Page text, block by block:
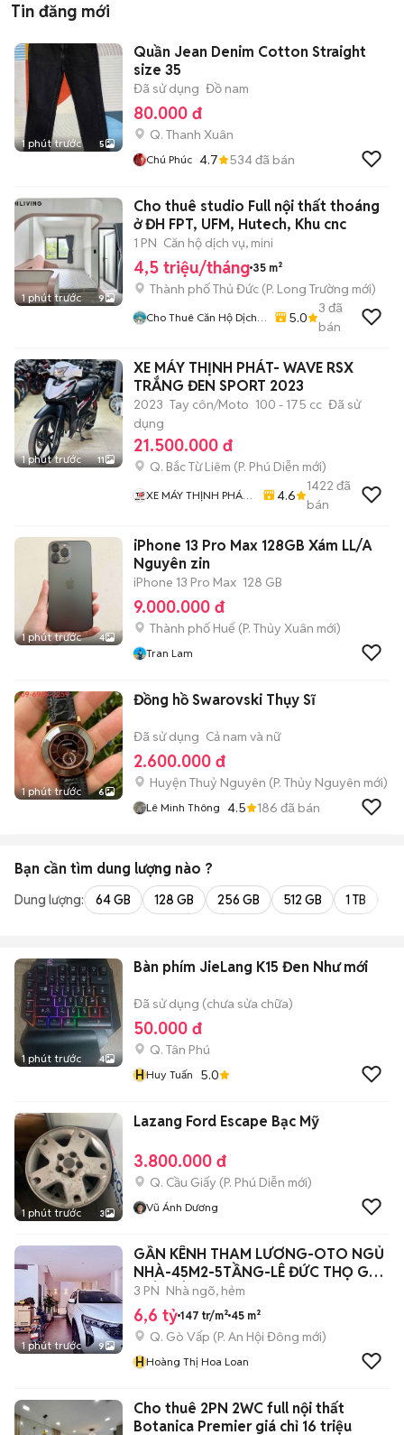
Tin đăng mới
1 phút trước 5
Quần Jean Denim Cotton Straight
size 35
Đã sử dụng Đồ nam
80.000 đ
Q. Thanh Xuân
Chú Phúc 4.7 534đã bán
1 phút trước 9
Cho thuê studio Full nội thất thoáng
ở ĐH FPT, UFM, Hutech, Khu cnc
1 PN Căn hộ dịch vụ, mini
4,5 triệu/tháng 35 m²
Thành phố Thủ Đức (P. Long Trường mới)
Cho Thuê Căn Hộ Dịch
5.0
3 đã
bán
1 phút trước 11
XE MÁY THỊNH PHÁT- WAVE RSX
TRẮNG ĐEN SPORT 2023
2023 Tay côn/Moto 100 - 175 cc Đã sử
dụng
21.500.000 đ
Q. Bắc Từ Liêm (P. Phú Diễn mới)
XE MÁY THỊNH PHÁT
4.6
1422 đã
bán
1 phút trước 4
iPhone 13 Pro Max 128GB Xám LL/A
Nguyên zin
iPhone 13 Pro Max 128 GB
9.000.000 đ
Thành phố Huế (P. Thủy Xuân mới)
Tran Lam
1 phút trước 6
Đồng hồ Swarovski Thụy Sĩ
Đã sử dụng Cả nam và nữ
2.600.000 đ
Huyện Thuỷ Nguyên (P. Thủy Nguyên mới)
Lê Minh Thông 4.5 186 đã bán
Bạn cần tìm dung lượng nào ?
Dung lượng: 64 GB 128 GB 256 GB 512 GB 1 TB
1 phút trước 4
Bàn phím JieLang K15 Đen Như mới
Đã sử dụng (chưa sửa chữa)
50.000 đ
Q. Tân Phú
HHuy Tuấn 5.0
1 phút trước 3
Lazang Ford Escape Bạc Mỹ
3.800.000 đ
Q. Cầu Giấy (P. Phú Diễn mới)
Vũ Ánh Dương
1 phút trước 9
GẦN KÊNH THAM LƯƠNG-OTO NGỦ
NHÀ-45M2-5TẦNG-LÊ ĐỨC THỌ GV-
CHỈ 6TỶ6 TL
3 PN Nhà ngõ, hẻm
6,6 tỷ 147 tr/m² 45 m²
Q. Gò Vấp (P. An Hội Đông mới)
HHoàng Thị Hoa Loan
Cho thuê 2PN 2WC full nội thất
Botanica Premier giá chỉ 16 triệu